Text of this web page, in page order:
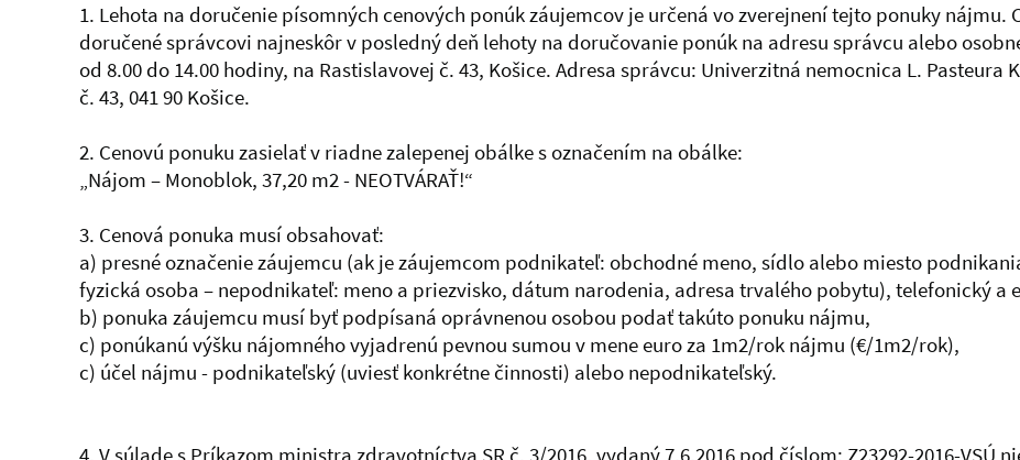
1. Lehota na doručenie písomných cenových ponúk záujemcov je určená vo zverejnení tejto ponuky nájmu.
doručené správcovi najneskôr v posledný deň lehoty na doručovanie ponúk na adresu správcu alebo
od 8.00 do 14.00 hodiny, na Rastislavovej č. 43, Košice. Adresa správcu: Univerzitná nemocnica L.
č. 43, 041 90 Košice.
2. Cenovú ponuku zasielať v riadne zalepenej obálke s označením na obálke:
„Nájom – Monoblok, 37,20 m2 - NEOTVÁRAŤ!“
3. Cenová ponuka musí obsahovať:
a) presné označenie záujemcu (ak je záujemcom podnikateľ: obchodné meno, sídlo alebo miesto
fyzická osoba – nepodnikateľ: meno a priezvisko, dátum narodenia, adresa trvalého pobytu), telefonický a
b) ponuka záujemcu musí byť podpísaná oprávnenou osobou podať takúto ponuku nájmu,
c) ponúkanú výšku nájomného vyjadrenú pevnou sumou v mene euro za 1m2/rok nájmu (€/1m2/rok),
c) účel nájmu - podnikateľský (uviesť konkrétne činnosti) alebo nepodnikateľský.